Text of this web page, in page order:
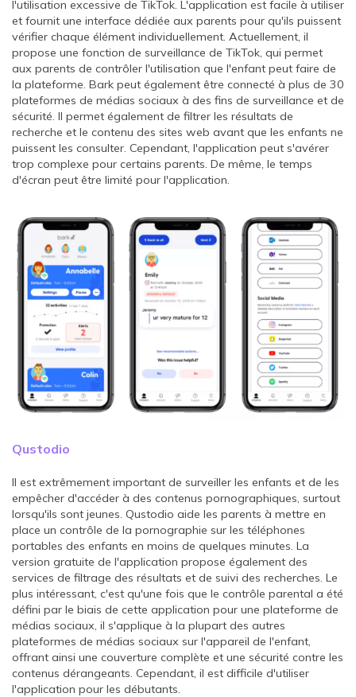
l'utilisation excessive de TikTok. L'application est facile à utiliser
et fournit une interface dédiée aux parents pour qu'ils puissent
vérifier chaque élément individuellement. Actuellement, il
propose une fonction de surveillance de TikTok, qui permet
aux parents de contrôler l'utilisation que l'enfant peut faire de
la plateforme. Bark peut également être connecté à plus de 30
plateformes de médias sociaux à des fins de surveillance et de
sécurité. Il permet également de filtrer les résultats de
recherche et le contenu des sites web avant que les enfants ne
puissent les consulter. Cependant, l'application peut s'avérer
trop complexe pour certains parents. De même, le temps
d'écran peut être limité pour l'application.
Qustodio
Il est extrêmement important de surveiller les enfants et de les
empêcher d'accéder à des contenus pornographiques, surtout
lorsqu'ils sont jeunes. Qustodio aide les parents à mettre en
place un contrôle de la pornographie sur les téléphones
portables des enfants en moins de quelques minutes. La
version gratuite de l'application propose également des
services de filtrage des résultats et de suivi des recherches. Le
plus intéressant, c'est qu'une fois que le contrôle parental a été
défini par le biais de cette application pour une plateforme de
médias sociaux, il s'applique à la plupart des autres
plateformes de médias sociaux sur l'appareil de l'enfant,
offrant ainsi une couverture complète et une sécurité contre les
contenus dérangeants. Cependant, il est difficile d'utiliser
l'application pour les débutants.